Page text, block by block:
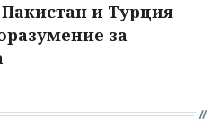
и Турция
за